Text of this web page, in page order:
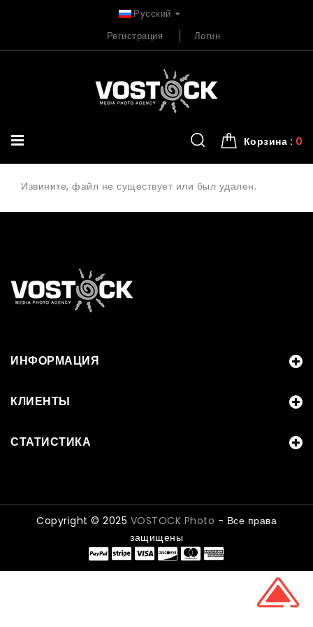
Русский
Регистрация
Логин
Корзина : 0
Извините, файл не существует или был удален.
ИНФОРМАЦИЯ
КЛИЕНТЫ
СТАТИСТИКА
Copyright © 2025 VOSTOCK Photo - Все права
защищены